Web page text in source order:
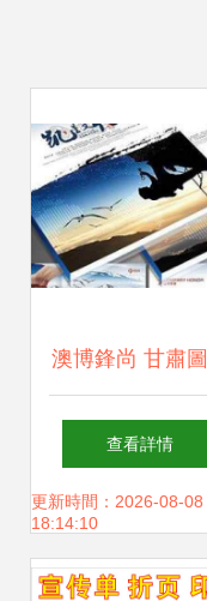
澳博鋒尚 甘肅
快印領域的迅捷
計與制作專家
查看詳情
更新時間：2026-08-08
18:14:10